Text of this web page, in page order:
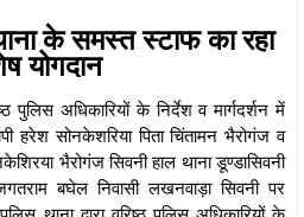
के समस्त स्टाफ का रहा
योगदान
पुलिस अधिकारियों के निर्देश व मार्गदर्शन में
हरेश सोनकेशरिया पिता चिंतामन भैरोगंज व
भैरोगंज सिवनी हाल थाना डूण्डासिवनी
बघेल निवासी लखनवाड़ा सिवनी पर